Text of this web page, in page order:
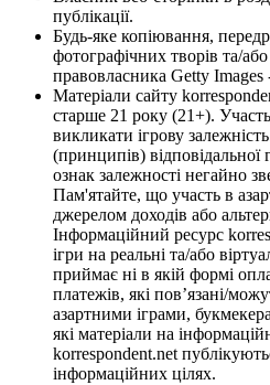
публікації.
Будь-яке копіювання,
фотографічних творів та/або
правовласника Getty Images
Матеріали сайту
старше 21 року (21+).
викликати ігрову
(принципів)
ознак залежності негайно
Пам'ятайте, що участь в
джерелом доходів або
Інформаційний ресурс
ігри на реальні та/або
приймає ні в якій формі
платежів, які пов’язані/
азартними іграми,
які матеріали на
korrespondent.net
інформаційних цілях.